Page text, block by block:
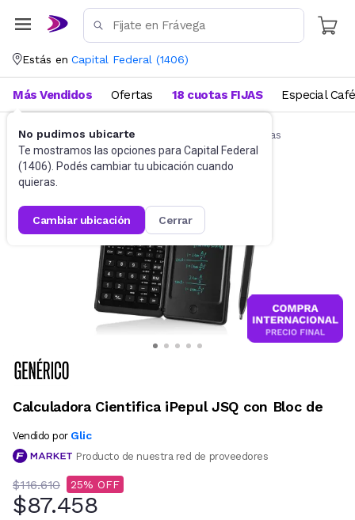
Estás en Capital Federal (1406)
No pudimos ubicarte
Te mostramos las opciones para Capital Federal
(1406). Podés cambiar tu ubicación cuando
quieras.
cambiar ubicación cerrar
Más Vendidos Ofertas 18 cuotas FIJAS Especial Café
Artículos de Librería y Papelería Calculadoras
Calculadora Cientifica iPepul JSQ con Bloc de
Vendido por Glic
Producto de nuestra red de proveedores
$116.610 25
$87.458